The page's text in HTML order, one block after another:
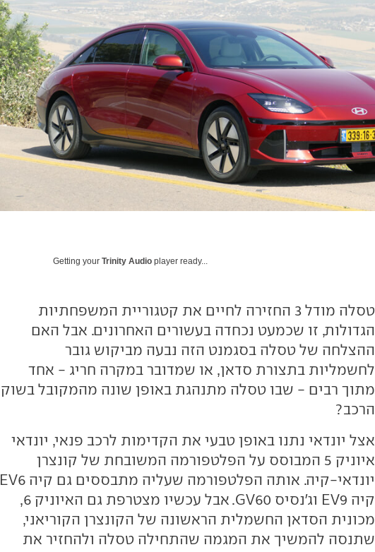
Getting yourTrinity Audio player ready...
טסלה מודל 3 החזירה לחיים את קטגוריית המשפחתיות
הגדולות, זו שכמעט נכחדה בעשורים האחרונים. אבל האם
ההצלחה של טסלה בסגמנט הזה נבעה מביקוש גובר
לחשמליות בתצורת סדאן, או שמדובר במקרה חריג - אחד
מתוך רבים - שבו טסלה מתנהגת באופן שונה מהמקובל בשוק
הרכב?
אצל יונדאי נתנו באופן טבעי את הקדימות לרכב פנאי, יונדאי
איוניק 5 המבוסס על הפלטפורמה המשובחת של קונצרן
יונדאי-קיה. אותה הפלטפורמה שעליה מתבססים גם קיה EV6
קיה EV9 וג'נסיס GV60
. אבל עכשיו מצטרפת גם האיוניק 6,
מכונית הסדאן החשמלית הראשונה של הקונצרן הקוריאני,
שתנסה להמשיך את המגמה שהתחילה טסלה ולהחזיר את